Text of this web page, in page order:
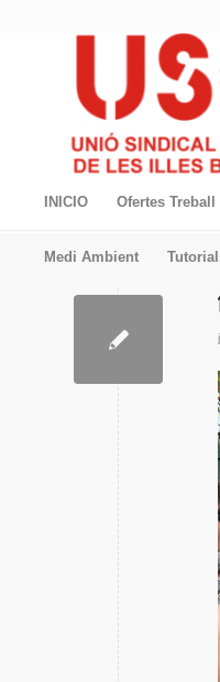
INICIO Ofertes Treball
Medi Ambient